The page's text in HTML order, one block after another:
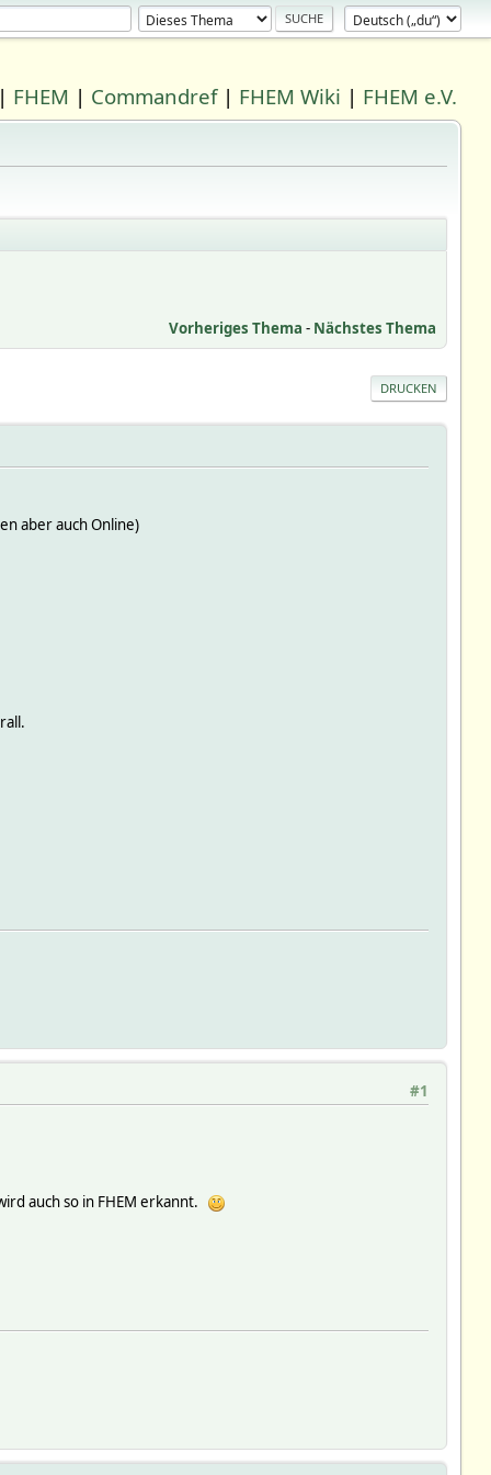
| FHEM | Commandref| FHEM Wiki | FHEM e.V.
Vorheriges Thema - Nächstes Thema
DRUCKEN
aber auch Online)
#1
auch so in FHEM erkannt.